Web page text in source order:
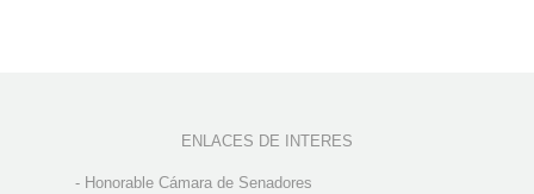
ENLACES DE INTERES
- Honorable Cámara de Senadores